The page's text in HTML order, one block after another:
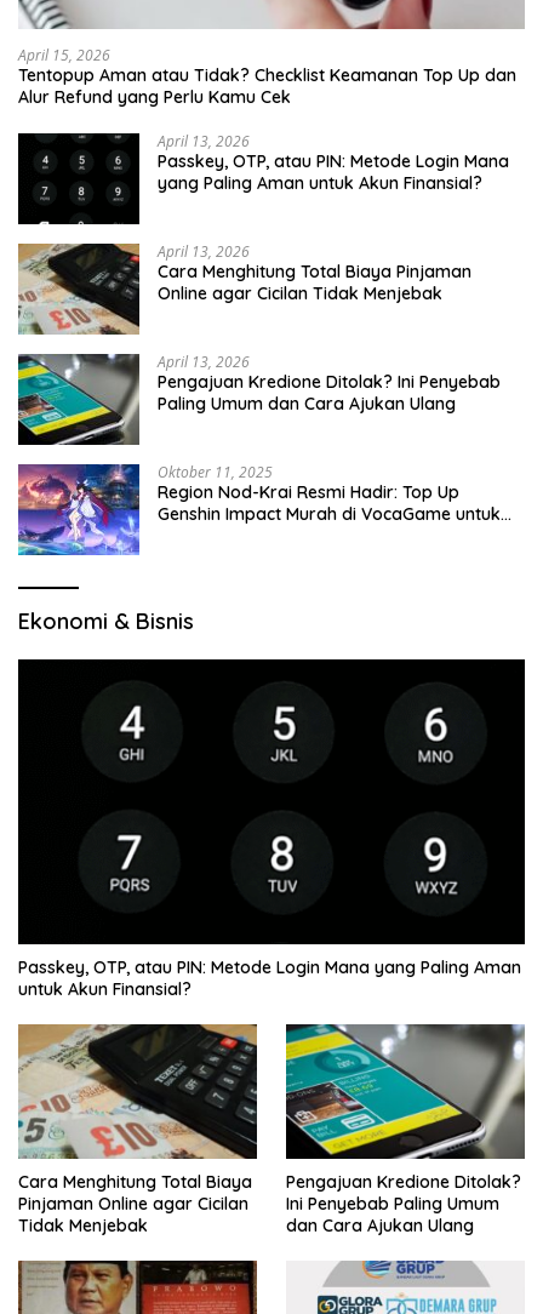
April 15, 2026
Tentopup Aman atau Tidak? Checklist Keamanan Top Up dan
Alur Refund yang Perlu Kamu Cek
April 13, 2026
Passkey, OTP, atau PIN: Metode Login Mana
yang Paling Aman untuk Akun Finansial?
April 13, 2026
Cara Menghitung Total Biaya Pinjaman
Online agar Cicilan Tidak Menjebak
April 13, 2026
Pengajuan Kredione Ditolak? Ini Penyebab
Paling Umum dan Cara Ajukan Ulang
Oktober 11, 2025
Region Nod-Krai Resmi Hadir: Top Up
Genshin Impact Murah di VocaGame untuk
Ekonomi & Bisnis
Passkey, OTP, atau PIN: Metode Login Mana yang Paling Aman
untuk Akun Finansial?
Cara Menghitung Total Biaya
Pinjaman Online agar Cicilan
Tidak Menjebak
Pengajuan Kredione Ditolak?
Ini Penyebab Paling Umum
dan Cara Ajukan Ulang